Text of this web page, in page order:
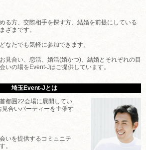
る方、交際相手を探す方、結婚を前提にしている
ざまです。
なたでも気軽に参加できます。
見合い、恋活、婚活(婚かつ)、結婚とそれぞれの目
いの場をEvent-Jはご提供しています。
埼玉Event-Jとは
都圏22会場に展開してい
合いパーティーを主催す
いを提供するコミュニテ
。